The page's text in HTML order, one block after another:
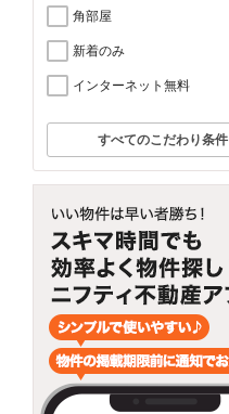
角部屋
新着のみ
インターネット無料
すべてのこだわり条件